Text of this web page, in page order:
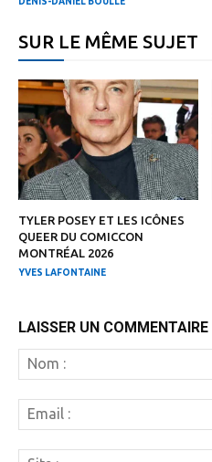
SUR LE MÊME SUJET
TYLER POSEY ET LES ICÔNES
QUEER DU COMICCON
MONTRÉAL 2026
YVES LAFONTAINE
LAISSER UN COMMENTAIRE